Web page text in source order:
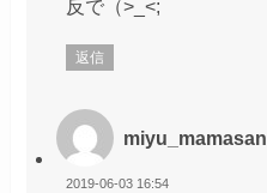
反で（>_<;
返信
miyu_mamasan
2019-06-03 16:54